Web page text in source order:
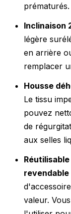
prématurés.
Inclinaison
légère
en arrière
remplacer
Housse
Le tissu
pouvez
de
aux selles
revendable
valeur.